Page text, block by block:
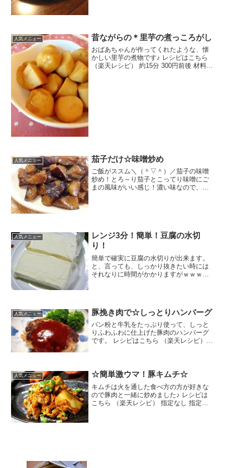
人気メニュー 昔ながらの＊里芋の煮っころがし
おばあちゃんが作ってくれたような、懐
かしい里芋の煮物です♪ レシピはこちら
（楽天レシピ） 約15分 300円前後 材料里
人気メニュー 茄子だけ☆味噌炒め
ご飯がススム＼（＾▽＾）／茄子の味噌
炒め！とろ～り茄子とこってり味噌にご
まの風味がいい感じ！濃い味なので、麺
人気メニュー
レンジ3分！簡単！豆腐の水切
り！
簡単で確実に豆腐の水切りが出来ます。
と、言っても、しっかり抜きたい時には
それなりに時間がかかりますがｗｗｗま
人気メニュー 豚挽き肉で☆しっとりハンバーグ
パン粉と牛乳をたっぷり使って、しっと
りふわふわに仕上げた豚肉のハンバーグ
です。 レシピはこちら （楽天レシピ）
ん...
人気メニュー ☆簡単激ウマ！豚キムチ☆
キムチは火を通した食べ方の方が好きな
ので豚肉と一緒に炒めました♪ レシピは
こちら （楽天レシピ） 指定なし 指定な